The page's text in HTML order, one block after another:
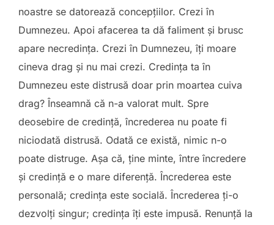
noastre se datorează concepțiilor. Crezi în
Dumnezeu. Apoi afacerea ta dă faliment și brusc
apare necredința. Crezi în Dumnezeu, îți moare
cineva drag și nu mai crezi. Credința ta în
Dumnezeu este distrusă doar prin moartea cuiva
drag? Înseamnă că n-a valorat mult. Spre
deosebire de credință, încrederea nu poate fi
niciodată distrusă. Odată ce există, nimic n-o
poate distruge. Așa că, ține minte, între încredere
și credință e o mare diferență. Încrederea este
personală; credința este socială. Încrederea ți-o
dezvolți singur; credința îți este impusă. Renunță la